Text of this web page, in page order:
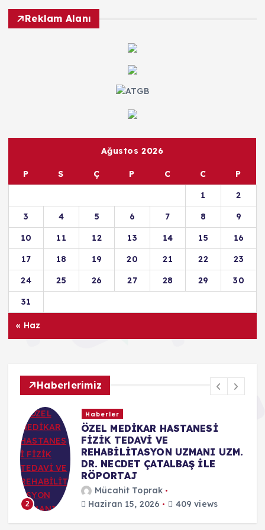
Reklam Alanı
Ağustos 2026
P S Ç P C C
P
1
2
3
4 5 6 7 8
9
10
11 12 13 14 15
16
17
18 19 20 21 22
23
24
25 26 27 28 29
30
31
« Haz
Haberlerimiz
2
Haberler
ÖZEL MEDİKAR HASTANESİ
FİZİK TEDAVİ VE
REHABİLİTASYON UZMANI UZM.
DR. NECDET ÇATALBAŞ İLE
RÖPORTAJ
Mücahit Toprak
Haziran 15, 2026
409 views